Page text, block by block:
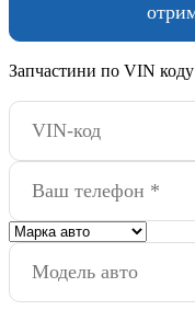
Запчастини по VIN коду